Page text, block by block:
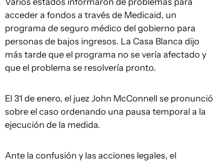
Varios estados informaron de problemas para
acceder a fondos a través de Medicaid, un
programa de seguro médico del gobierno para
personas de bajos ingresos. La Casa Blanca dijo
más tarde que el programa no se vería afectado y
que el problema se resolvería pronto.
El 31 de enero, el juez John McConnell se pronunció
sobre el caso ordenando una pausa temporal a la
ejecución de la medida.
Ante la confusión y las acciones legales, el